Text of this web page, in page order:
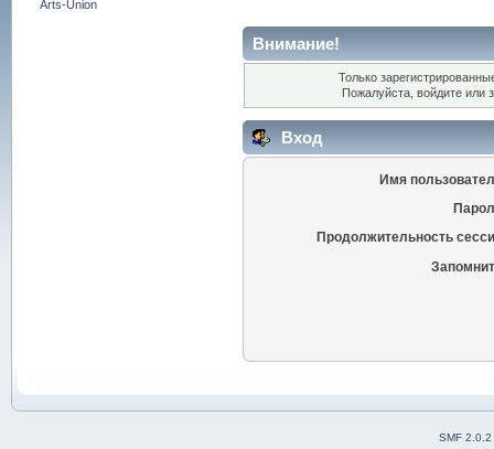
Arts-Union
Внимание!
Только
Пожалуйста, войдите или
Вход
Имя
Продолжительность
SMF 2.0.2